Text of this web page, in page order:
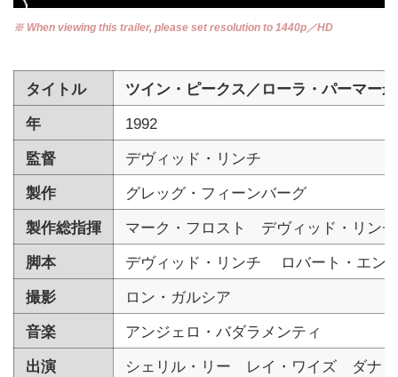
※ When viewing this trailer, please set resolution to 1440p／HD
タイトル
ツイン・ピークス／ローラ・パーマー
年
1992
監督
デヴィッド・リンチ
製作
グレッグ・フィーンバーグ
製作総指揮
マーク・フロスト デヴィッド・リンチ
脚本
デヴィッド・リンチ ロバート・エン
撮影
ロン・ガルシア
音楽
アンジェロ・バダラメンティ
出演
シェリル・リー レイ・ワイズ ダナ